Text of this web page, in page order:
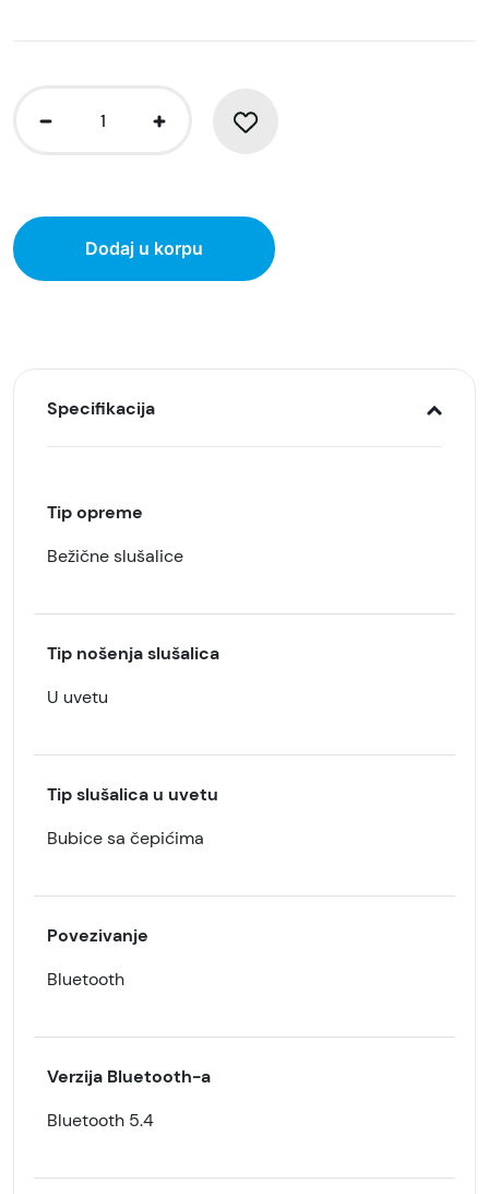
Dodaj u korpu
Specifikacija
Tip opreme
Bežične slušalice
Tip nošenja slušalica
U uvetu
Tip slušalica u uvetu
Bubice sa čepićima
Povezivanje
Bluetooth
Verzija Bluetooth-a
Bluetooth 5.4